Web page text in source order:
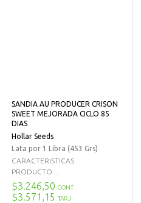
SANDIA AU PRODUCER CRISON
SWEET MEJORADA CICLO 85
DIAS
Hollar Seeds
Lata por 1 Libra (453 Grs)
CARACTERISTICAS
PRODUCTO:...
$3.246,50 CONT
$3.571,15 TARJ